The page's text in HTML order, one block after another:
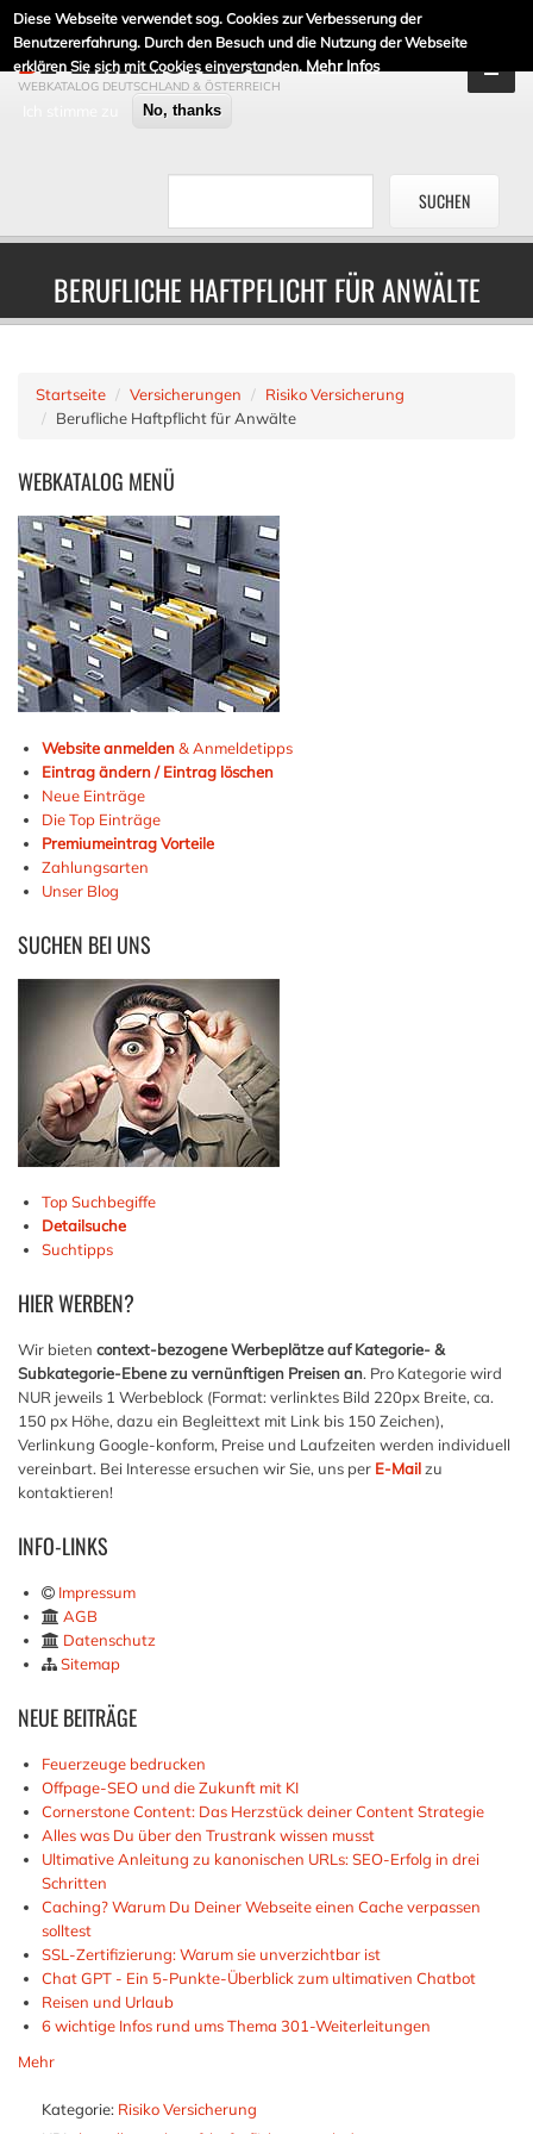
Diese Webseite verwendet sog. Cookies zur Verbesserung der
Benutzererfahrung. Durch den Besuch und die Nutzung der Webseite
erklären Sie sich mit Cookies einverstanden. Mehr Infos
No, thanks
DE-LINKLISTE.DE
WEBKATALOG DEUTSCHLAND & ÖSTERREICH
BERUFLICHE HAFTPFLICHT FÜR ANWÄLTE
Startseite Versicherungen
Risiko Versicherung
Berufliche Haftpflicht für Anwälte
WEBKATALOG MENÜ
Website anmelden& Anmeldetipps
Eintrag ändern / Eintrag löschen
Neue Einträge
Die Top Einträge
Premiumeintrag Vorteile
Zahlungsarten
Unser Blog
SUCHEN BEI UNS
Top Suchbegiffe
Detailsuche
Suchtipps
HIERWERBEN?
Wir bieten context-bezogene Werbeplätze auf Kategorie- &
Subkategorie-Ebene zu vernünftigen Preisen an. Pro Kategorie wird
NUR jeweils 1 Werbeblock (Format: verlinktes Bild 220px Breite, ca.
150 px Höhe, dazu ein Begleittext mit Link bis 150 Zeichen),
Verlinkung Google-konform, Preise und Laufzeiten werden individuell
vereinbart. Bei Interesse ersuchen wir Sie, uns per E-Mailzu
kontaktieren!
INFO-LINKS
Impressum
AGB
Datenschutz
Sitemap
NEUEBEITRÄGE
Feuerzeuge bedrucken
Offpage-SEO und die Zukunft mit KI
Cornerstone Content: Das Herzstück deiner Content Strategie
Alles was Du über den Trustrank wissen musst
Ultimative Anleitung zu kanonischen URLs: SEO-Erfolg in drei
Schritten
Caching? Warum Du Deiner Webseite einen Cache verpassen
solltest
SSL-Zertifizierung: Warum sie unverzichtbar ist
Chat GPT - Ein 5-Punkte-Überblick zum ultimativen Chatbot
Reisen und Urlaub
6 wichtige Infos rund ums Thema 301-Weiterleitungen
Mehr
Kategorie: Risiko Versicherung